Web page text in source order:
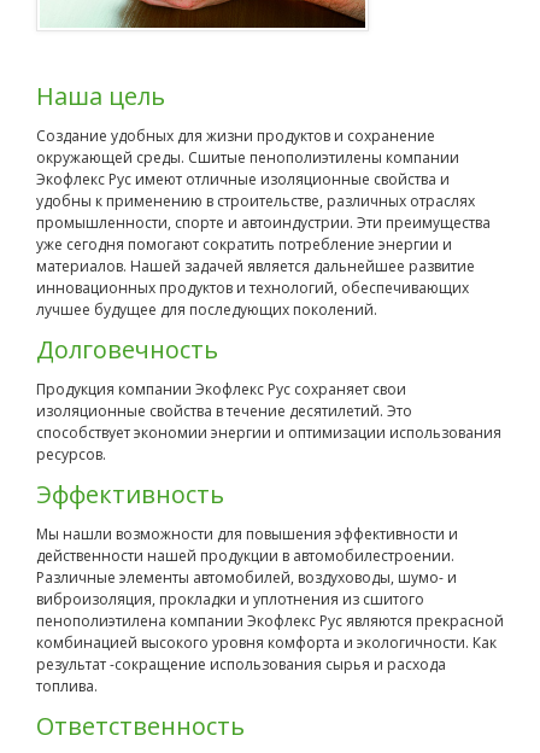
Наша цель
Cоздание удобных для жизни продуктов и сохранение
окружающей среды. Сшитые пенополиэтилены компании
Экофлекс Рус имеют отличные изоляционные свойства и
удобны к применению в строительстве, различных отраслях
промышленности, спорте и автоиндустрии. Эти преимущества
уже сегодня помогают сократить потребление энергии и
материалов. Нашей задачей является дальнейшее развитие
инновационных продуктов и технологий, обеспечивающих
лучшее будущее для последующих поколений.
Долговечность
Продукция компании Экофлекс Рус сохраняет свои
изоляционные свойства в течение десятилетий. Это
способствует экономии энергии и оптимизации использования
ресурсов.
Эффективность
Мы нашли возможности для повышения эффективности и
действенности нашей продукции в автомобилестроении.
Различные элементы автомобилей, воздуховоды, шумо- и
виброизоляция, прокладки и уплотнения из сшитого
пенополиэтилена компании Экофлекс Рус являются прекрасной
комбинацией высокого уровня комфорта и экологичности. Как
результат -сокращение использования сырья и расхода
топлива.
Ответственность